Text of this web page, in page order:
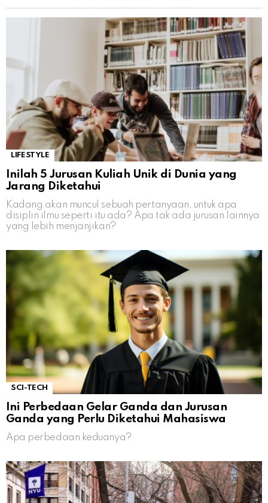
LIFESTYLE
Inilah 5 Jurusan Kuliah Unik di Dunia yang
Jarang Diketahui
Kadang akan muncul sebuah pertanyaan, untuk apa
disiplin ilmu seperti itu ada? Apa tak ada jurusan lainnya
yang lebih menjanjikan?
SCI-TECH
Ini Perbedaan Gelar Ganda dan Jurusan
Ganda yang Perlu Diketahui Mahasiswa
Apa perbedaan keduanya?